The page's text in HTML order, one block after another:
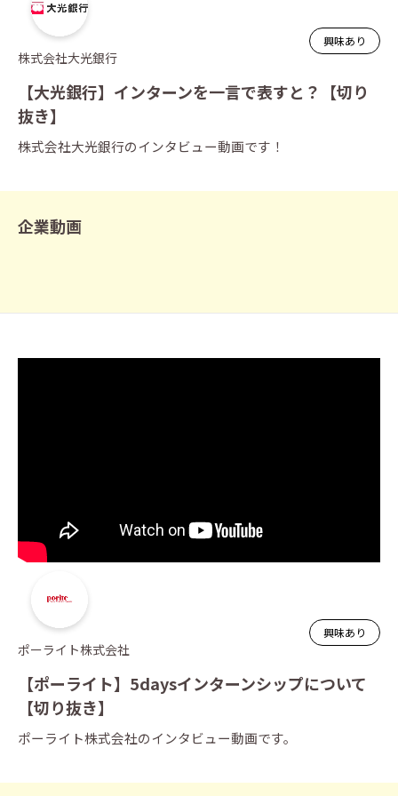
興味あり
株式会社大光銀行
【大光銀行】インターンを一言で表すと？【切り
抜き】
株式会社大光銀行のインタビュー動画です！
企業動画
興味あり
ポーライト株式会社
【ポーライト】5daysインターンシップについて
【切り抜き】
ポーライト株式会社のインタビュー動画です。